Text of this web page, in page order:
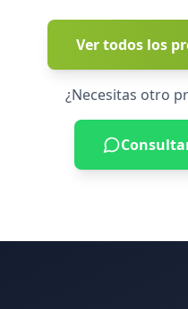
Ver todos los
¿Necesitas otro